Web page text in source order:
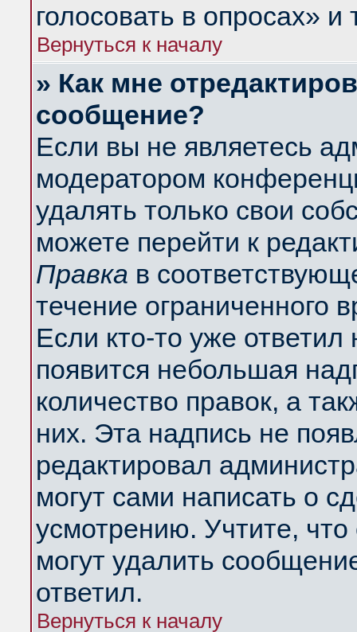
голосовать в опросах» и
Вернуться к началу
» Как мне
сообщение?
Если вы не являетесь
модератором
удалять только свои
можете перейти к
Правка в
течение ограниченного
Если кто-то уже
появится небольшая
количество правок, а
них. Эта надпись не
редактировал
могут сами написать о
усмотрению. Учтите,
могут удалить
ответил.
Вернуться к началу